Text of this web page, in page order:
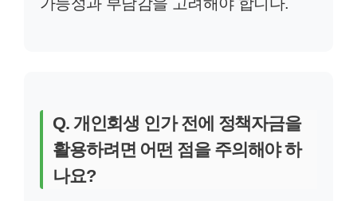
Q. 개인회생 인가 전에 정책자금을
활용하려면 어떤 점을 주의해야 하
나요?